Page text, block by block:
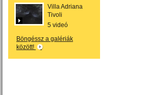
Villa Adriana
Tivoli
5 videó
Böngéssz a galériák
között!